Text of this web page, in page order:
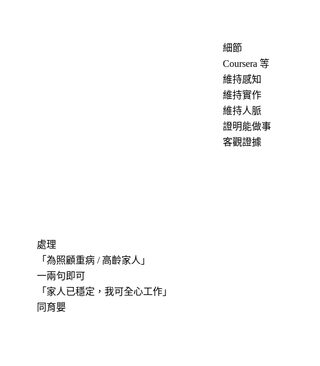
細節
Coursera 等
維持感知
維持實作
維持人脈
證明能做事
客觀證據
處理
「為照顧重病 / 高齡家人」
一兩句即可
「家人已穩定，我可全心工作」
同育嬰